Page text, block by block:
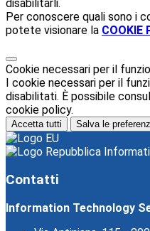
disabilitarli.
Per conoscere quali sono i
potete visionare la COOKIE
Cookie necessari per il
I cookie necessari per il
disabilitati. È possibile
cookie policy.
Accetta tutti Salva le
Contatti
Information Technology